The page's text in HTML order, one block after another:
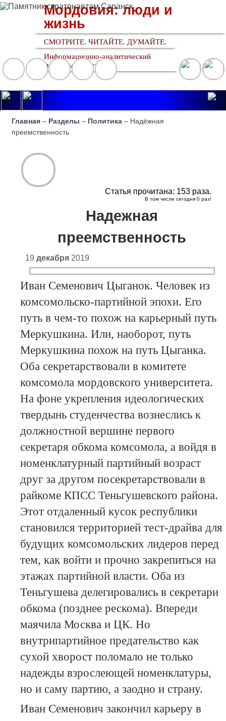
Мордовия: люди и
жизнь
СМОТРИТЕ. ЧИТАЙТЕ. ДУМАЙТЕ.
Информационно-аналитический
медийный ресурс
Главная – Разделы – Политика – Надёжная
преемственность
Статья прочитана: 153раза.
В том числе сегодня 0раз!
Надежная
преемственность
19 декабря2019
Иван Семенович Цыганок. Человек из
комсомольско-партийной эпохи. Его
путь в чем-то похож на карьерный путь
Меркушкина. Или, наоборот, путь
Меркушкина похож на путь Цыганка.
Оба секретарствовали в комитете
комсомола мордовского университета.
На фоне укрепления идеологических
твердынь студенчества вознеслись к
должностной вершине первого
секретаря обкома комсомола, а войдя в
номенклатурный партийный возраст
друг за другом посекретарствовали в
райкоме КПСС Теньгушевского района.
Этот отдаленный кусок республики
становился территорией тест-драйва для
будущих комсомольских лидеров перед
тем, как войти и прочно закрепиться на
этажах партийной власти. Оба из
Теньгушева делегировались в секретари
обкома (позднее рескома). Впереди
маячила Москва и ЦК. Но
внутрипартийное предательство как
сухой хворост поломало не только
надежды взрослеющей номенклатуры,
но и саму партию, а заодно и страну.
Иван Семенович закончил карьеру в